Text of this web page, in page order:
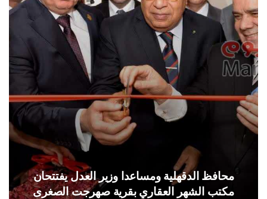
الاهلي والزمالك في قمة مبكرة بالاسبوع
للدورى المصرى موسم 2026/2027